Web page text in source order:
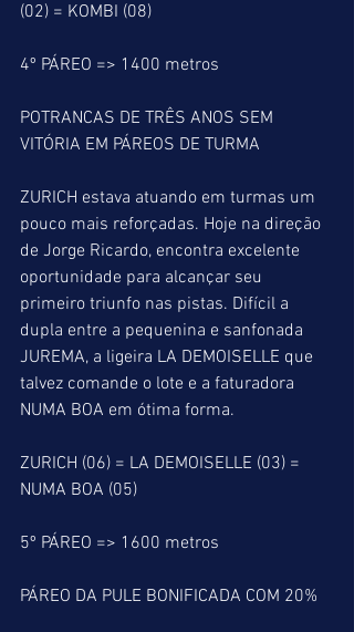
(02) = KOMBI (08)
4º PÁREO => 1400 metros
POTRANCAS DE TRÊS ANOS SEM
VITÓRIA EM PÁREOS DE TURMA
ZURICH estava atuando em turmas um
pouco mais reforçadas. Hoje na direção
de Jorge Ricardo, encontra excelente
oportunidade para alcançar seu
primeiro triunfo nas pistas. Difícil a
dupla entre a pequenina e sanfonada
JUREMA, a ligeira LA DEMOISELLE que
talvez comande o lote e a faturadora
NUMA BOA em ótima forma.
ZURICH (06) = LA DEMOISELLE (03) =
NUMA BOA (05)
5º PÁREO => 1600 metros
PÁREO DA PULE BONIFICADA COM 20%